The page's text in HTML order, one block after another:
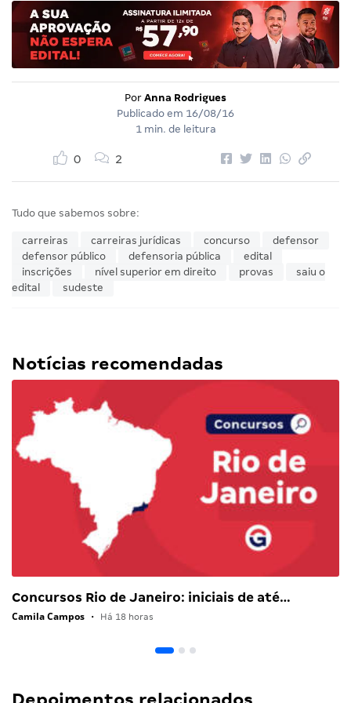
Por Anna Rodrigues
Publicado em 16/08/16
1 min. de leitura
0 2
Tudo que sabemos sobre:
carreiras carreiras jurídicas concurso
defensor
defensor público
defensoria pública
edital
inscrições
nível superior em direito provas
saiu o
edital
sudeste
Notícias recomendadas
Concursos Rio de Janeiro: iniciais de até…
Camila Campos • Há 18 horas